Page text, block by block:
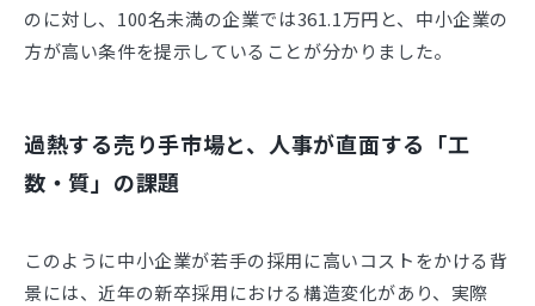
のに対し、100名未満の企業では361.1万円と、中小企業の
方が高い条件を提示していることが分かりました。
過熱する売り手市場と、人事が直面する「工
数・質」の課題
このように中小企業が若手の採用に高いコストをかける背
景には、近年の新卒採用における構造変化があり、実際